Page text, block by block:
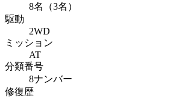
8名（3名）
駆動
2WD
ミッション
AT
分類番号
8ナンバー
修復歴